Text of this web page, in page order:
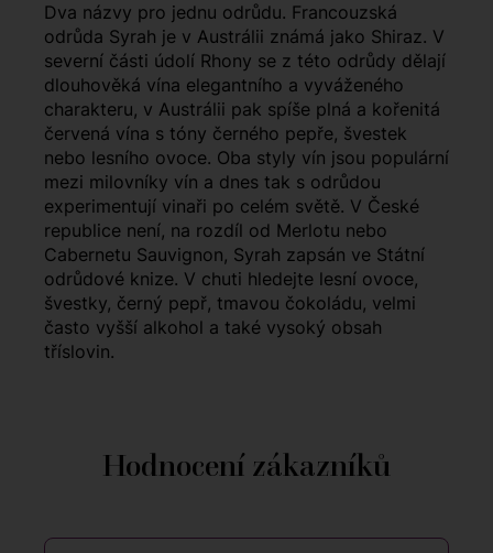
Dva názvy pro jednu odrůdu. Francouzská
odrůda Syrah je v Austrálii známá jako Shiraz. V
severní části údolí Rhony se z této odrůdy dělají
dlouhověká vína elegantního a vyváženého
charakteru, v Austrálii pak spíše plná a kořenitá
červená vína s tóny černého pepře, švestek
nebo lesního ovoce. Oba styly vín jsou populární
mezi milovníky vín a dnes tak s odrůdou
experimentují vinaři po celém světě. V České
republice není, na rozdíl od Merlotu nebo
Cabernetu Sauvignon, Syrah zapsán ve Státní
odrůdové knize. V chuti hledejte lesní ovoce,
švestky, černý pepř, tmavou čokoládu, velmi
často vyšší alkohol a také vysoký obsah
tříslovin.
Hodnocení zákazníků